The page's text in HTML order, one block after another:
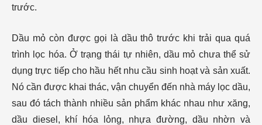
trước.
Dầu mỏ còn được gọi là dầu thô trước khi trải qua quá
trình lọc hóa. Ở trạng thái tự nhiên, dầu mỏ chưa thể sử
dụng trực tiếp cho hầu hết nhu cầu sinh hoạt và sản xuất.
Nó cần được khai thác, vận chuyển đến nhà máy lọc dầu,
sau đó tách thành nhiều sản phẩm khác nhau như xăng,
dầu diesel, khí hóa lỏng, nhựa đường, dầu nhờn và